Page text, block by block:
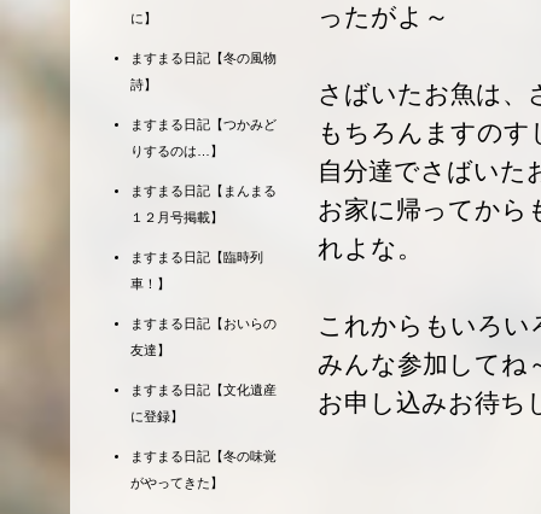
ったがよ～
さばいたお魚は、
もちろんますのす
自分達でさばいた
お家に帰ってから
れよな。
これからもいろい
みんな参加してね
お申し込みお待ち
に】
ますまる日記【冬の風物
詩】
ますまる日記【つかみど
りするのは…】
ますまる日記【まんまる
１２月号掲載】
ますまる日記【臨時列
車！】
ますまる日記【おいらの
友達】
ますまる日記【文化遺産
に登録】
ますまる日記【冬の味覚
がやってきた】